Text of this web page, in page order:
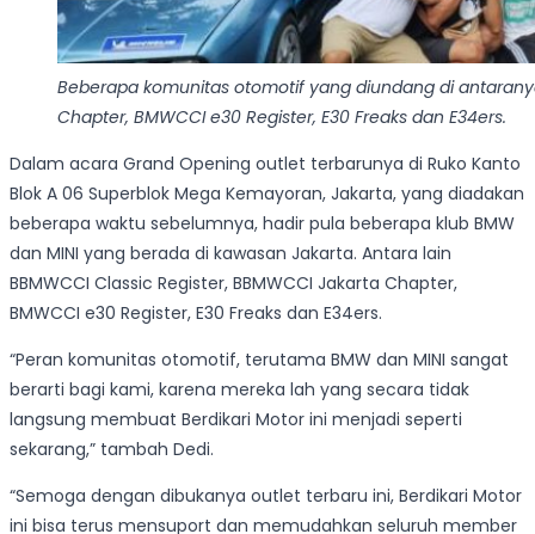
Beberapa komunitas otomotif yang diundang di
Chapter, BMWCCI e30 Register, E30 Freaks dan E34ers.
Dalam acara Grand Opening outlet terbarunya di Ruko Kanto
Blok A 06 Superblok Mega Kemayoran, Jakarta, yang diadakan
beberapa waktu sebelumnya, hadir pula beberapa klub BMW
dan MINI yang berada di kawasan Jakarta. Antara lain
BBMWCCI Classic Register, BBMWCCI Jakarta Chapter,
BMWCCI e30 Register, E30 Freaks dan E34ers.
“Peran komunitas otomotif, terutama BMW dan MINI sangat
berarti bagi kami, karena mereka lah yang secara tidak
langsung membuat Berdikari Motor ini menjadi seperti
sekarang,” tambah Dedi.
“Semoga dengan dibukanya outlet terbaru ini, Berdikari Motor
ini bisa terus mensuport dan memudahkan seluruh member